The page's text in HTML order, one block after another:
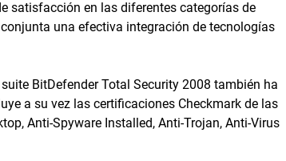
satisfacción en las diferentes categorías de
una efectiva integración de tecnologías
BitDefender Total Security 2008 también ha
a su vez las certificaciones Checkmark de las
Anti-Spyware Installed, Anti-Trojan, Anti-Virus